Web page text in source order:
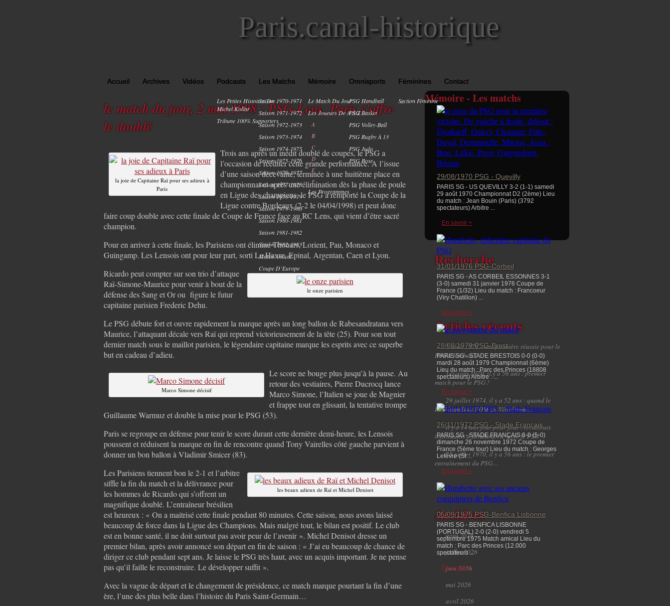
Paris.canal-historique
Accueil Archives Vidéos Podcasts
Les Petites Histoires De
Michel Kollar
Tribune 100% Supporters
Les Matchs
Saison 1970-1971
Saison 1971-1972
Saison 1972-1973
Saison 1973-1974
Saison 1974-1975
Saison 1975-1976
Saison 1976-1977
Saison 1977-1978
Saison 1978-1979
Saison 1979-1980
Saison 1980-1981
Saison 1981-1982
Saison 1982-1983
Match Amical
Coupe D’Europe
Mémoire
Le Match Du Jour
Les Joueurs De A À Z
A
B
C
D
E
F
Les Programmes
Omnisports
PSG Handball
PSG Basket
PSG Volley-Ball
PSG Rugby À 13
PSG Judo
PSG Boxe
Féminines
Section Féminine
Contact
0
le match du jour, 2 mai 1998 : PSG-Lens, Paris s’offre
le doublé
la joie de Capitaine Raï pour ses adieux à
Paris
Trois ans après un inédit doublé de coupes, le PSG a
l’occasion de rééditer cette grande performance. A l’issue
d’une saison décevante, terminée à une huitième place en
championnat et après une élimination dès la phase de poule
en Ligue des champions, le PSG a remporté la Coupe de la
Ligue contre Bordeaux (2-2 le 04/04/1998) et peut donc
faire coup double avec cette finale de Coupe de France face au RC Lens, qui vient d’être sacré
champion.
Pour en arriver à cette finale, les Parisiens ont éliminé Thouars, Lorient, Pau, Monaco et
Guingamp. Les Lensois ont pour leur part, sorti Le Havre, Epinal, Argentan, Caen et Lyon.
le onze parisien
Ricardo peut compter sur son trio d’attaque
Raï-Simone-Maurice pour venir à bout de la
défense des Sang et Or ou figure le futur
capitaine parisien Frederic Dehu.
Le PSG débute fort et ouvre rapidement la marque après un long ballon de Rabesandratana vers
Maurice, l’attaquant décale vers Raï qui reprend victorieusement de la tête (25). Pour son tout
dernier match sous le maillot parisien, le légendaire capitaine marque les esprits avec ce superbe
but en cadeau d’adieu.
Marco Simone décisif
Le score ne bouge plus jusqu’à la pause. Au
retour des vestiaires, Pierre Ducrocq lance
Marco Simone, l’Italien se joue de Magnier
et frappe tout en glissant, la tentative trompe
Guillaume Warmuz et double la mise pour le PSG (53).
Paris se regroupe en défense pour tenir le score durant cette dernière demi-heure, les Lensois
poussent et réduisent la marque en fin de rencontre quand Tony Vairelles côté gauche parvient à
donner un bon ballon à Vladimir Smicer (83).
les beaux adieux de Raï et Michel Denisot
Les Parisiens tiennent bon le 2-1 et l’arbitre
siffle la fin du match et la délivrance pour
les hommes de Ricardo qui s’offrent un
magnifique doublé. L’entraîneur brésilien
est heureux : « On a maitrisé cette finale pendant 80 minutes. Cette saison, nous avons laissé
beaucoup de force dans la Ligue des Champions. Mais malgré tout, le bilan est positif. Le club
est en bonne santé, il ne doit surtout pas avoir peur de l’avenir ». Michel Denisot dresse un
premier bilan, après avoir annoncé son départ en fin de saison : « J’ai eu beaucoup de chance de
diriger ce club pendant sept ans. Je laisse le PSG très haut, avec un acquis important. Je ne pense
pas qu’il faille le reconstruire. Le développer suffit ».
Avec la vague de départ et le changement de présidence, ce match marque pourtant la fin d’une
ère, l’une des plus belle dans l’histoire du Paris Saint-Germain…
Mémoire - Les matchs
29/08/1970 PSG - Quevilly
PARIS SG - US QUEVILLY 3-2 (1-1) samedi
29 août 1970 Championnat D2 (2ème) Lieu
du match : Jean Bouin (Paris) (3792
spectateurs) Arbitre ...
En savoir +
31/01/1976 PSG-Corbeil
PARIS SG - AS CORBEIL ESSONNES 3-1
(3-0) samedi 31 janvier 1976 Coupe de
France (1/32) Lieu du match : Francoeur
(Viry Chatillon) ...
En savoir +
28/08/1979 PSG-Brest
PARIS SG - STADE BRESTOIS 0-0 (0-0)
mardi 28 août 1979 Championnat (6ème)
Lieu du match : Parc des Princes (18808
spectateurs) Arbitre : ...
En savoir +
26/11/1972 PSG - Stade Français
PARIS SG - STADE FRANÇAIS 8-0 (5-0)
dimanche 26 novembre 1972 Coupe de
France (5ème tour) Lieu du match : Georges
Lefèvre (St ...
En savoir +
05/09/1975 PSG-Benfica Lisbonne
PARIS SG - BENFICA LISBONNE
(PORTUGAL) 2-0 (2-0) vendredi 5
septembre 1975 Match amical Lieu du
match : Parc des Princes (12.000
spectateurs ...
En savoir +
Recherche
Articles récents
2 août 1974 : une première réussie pour le
PSG à Sochaux
1er août 1970, il y a 56 ans : premier
match pour le PSG !
29 juillet 1974, il y a 52 ans : quand le
PSG humiliait l’OM au Vélodrome…
il y a 14 ans jour pour jour : les débuts
tonitruants d’Ibrahimovic avec le PSG
28 juillet 1970, il y a 56 ans : le premier
entraînement du PSG…
Archives
août 2026
juillet 2026
juin 2026
mai 2026
avril 2026